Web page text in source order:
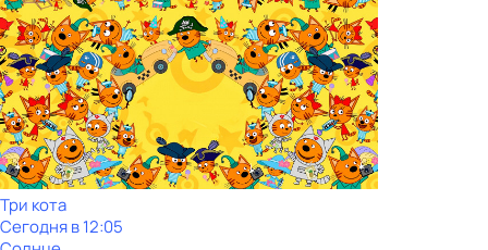
Три кота
Сегодня в 12:05